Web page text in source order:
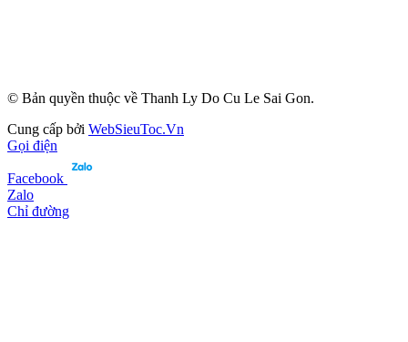
© Bản quyền thuộc về Thanh Ly Do Cu Le Sai Gon.
Cung cấp bởi WebSieuToc.Vn
Gọi điện
Facebook
Zalo
Chỉ đường